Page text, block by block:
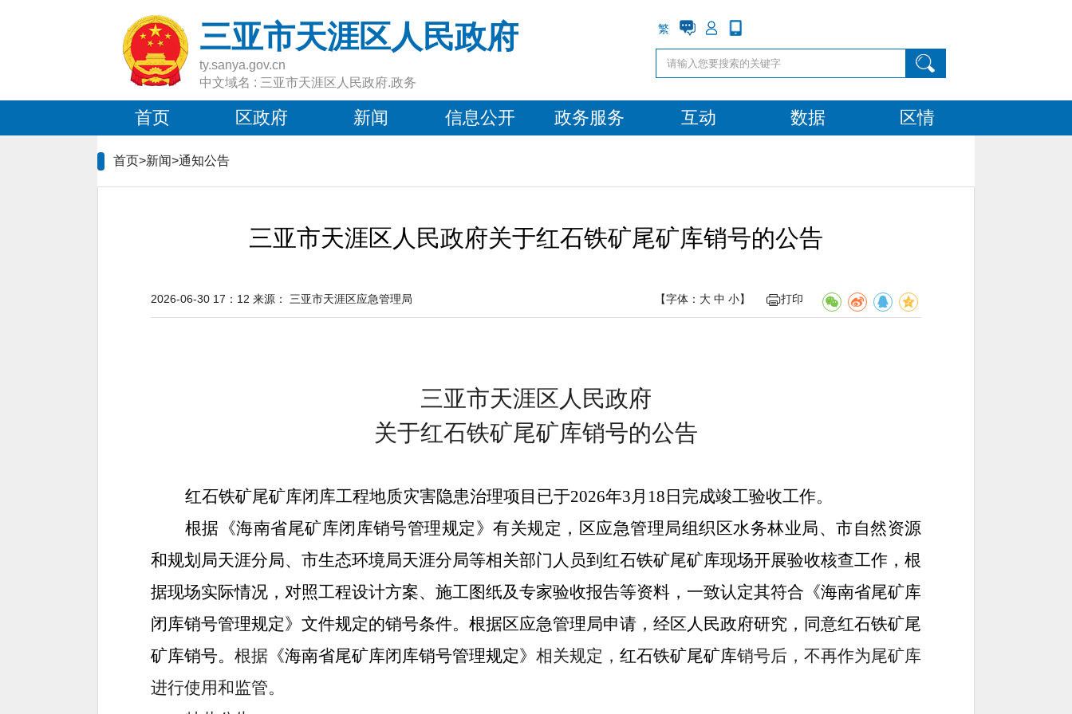
三亚市天涯区人民政府
ty.sanya.gov.cn
中文域名 : 三亚市天涯区人民政府.政务
繁
首页 区政府 新闻 信息公开 政务服务 互动 数据 区情
首页>新闻>通知公告
三亚市天涯区人民政府关于红石铁矿尾矿库销号的公告
【字体： 大 中 小】 打印
2026-06-30 17：12 来源： 三亚市天涯区应急管理局
三亚市天涯区人民政府
关于红石铁矿尾矿库销号的公告
红石铁矿尾矿库闭库工程地质灾害隐患治理项目 已于2026年3月18日完成竣工验收工作。
根据《海南省尾矿库闭库销号管理规定》有关规定，区应急管理局组织区水务林业局、市自然资源
和规划局天涯分局、市生态环境局天涯分局等相关部门人员到红石铁矿尾矿库现场开展验收核查工作， 根
据现场实际情况，对照工程设计方案、施工图纸及专家验收报告等资料 ，一致认定其符合《海南省尾矿库
闭库销号管理规定》文件规定的销号条件。根据区应急管理局申请，经区人民政府研究，同意红石铁矿尾
矿库销号。 根据 《海南省尾矿库闭库销号管理规定》 相关规定， 红石铁矿尾矿库销号后，不再作为尾矿库
进行使用和监管。